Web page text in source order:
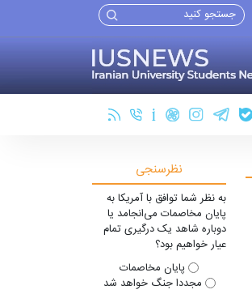
نظرسنجی
به نظر شما توافق با آمریکا به
پایان مخاصمات می‌انجامد یا
دوباره شاهد یک درگیری تمام
عیار خواهیم بود؟
پایان مخاصمات
مجددا جنگ خواهد شد